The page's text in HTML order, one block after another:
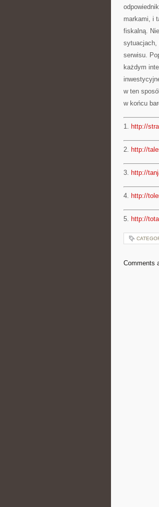
markami, i
fiskalną.
sytuacjach,
serwisu.
każdym
w ten
w końcu
1. http://
2. http://
3. http://
4. http://
5. http://
Comments